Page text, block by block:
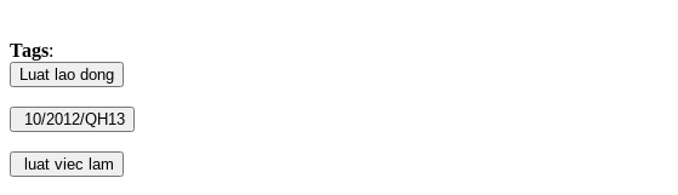
Tags: